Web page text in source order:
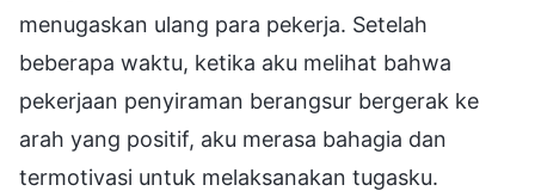
menugaskan ulang para pekerja. Setelah
beberapa waktu, ketika aku melihat bahwa
pekerjaan penyiraman berangsur bergerak ke
arah yang positif, aku merasa bahagia dan
termotivasi untuk melaksanakan tugasku.